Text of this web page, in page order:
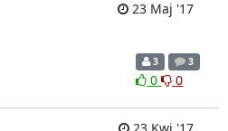
23 Maj '17
3 3
0 0
23 Kwi '17